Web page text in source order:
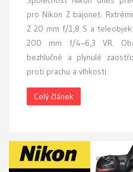
pro Nikon Z bajonet.
Z 20 mm f/1,8 S a
200 mm f/4–6,3 VR.
bezhlučné a plynulé
proti prachu a vlhkosti.
Celý článek